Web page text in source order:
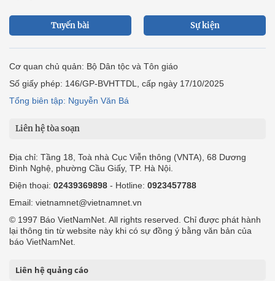
Tuyến bài Sự kiện
Cơ quan chủ quản: Bộ Dân tộc và Tôn giáo
Số giấy phép: 146/GP-BVHTTDL, cấp ngày 17/10/2025
Tổng biên tập: Nguyễn Văn Bá
Liên hệ tòa soạn
Địa chỉ: Tầng 18, Toà nhà Cục Viễn thông (VNTA), 68 Dương
Đình Nghệ, phường Cầu Giấy, TP. Hà Nội.
Điện thoại: 02439369898 - Hotline: 0923457788
Email: vietnamnet@vietnamnet.vn
© 1997 Báo VietNamNet. All rights reserved. Chỉ được phát hành
lại thông tin từ website này khi có sự đồng ý bằng văn bản của
báo VietNamNet.
Liên hệ quảng cáo